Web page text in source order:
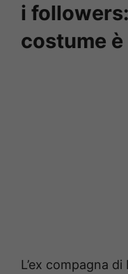
i
costume
L’ex compagna